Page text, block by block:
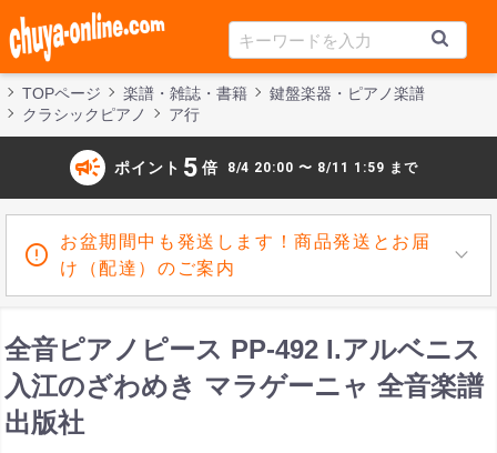
TOPページ 楽譜・雑誌・書籍
鍵盤楽器・ピアノ楽譜
クラシックピアノ
ア行
campaign ポイント 5 倍 8/4 20:00 〜 8/11 1:59 まで
お盆期間中も発送します！商品発送とお届
け（配達）のご案内
全音ピアノピース PP-492 I.アルベニス
入江のざわめき マラゲーニャ 全音楽譜
出版社